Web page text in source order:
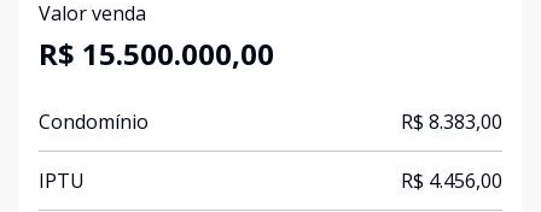
Valor venda
R$ 15.500.000,00
Condomínio R$ 8.383,00
IPTU R$ 4.456,00